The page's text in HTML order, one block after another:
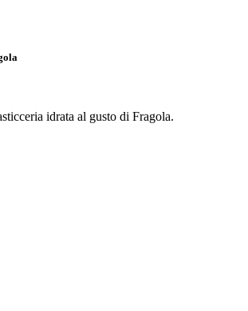
idrata al gusto di Fragola.